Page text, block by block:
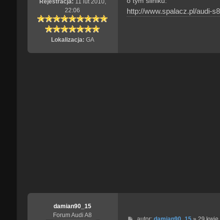
Rejestracja: 11 lut 2010,
22:06
Lokalizacja: GA
http://www.spalacz.pl/audi-
damian90_15
Forum Audi A8
P